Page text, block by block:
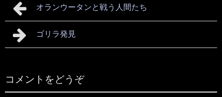
オランウータンと戦う人間たち
ゴリラ発見
コメントをどうぞ